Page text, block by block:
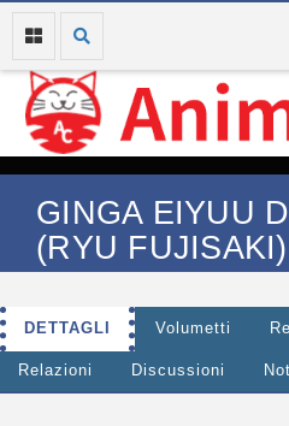
GINGA EIYUU
(RYU FUJISAKI)
DETTAGLI Volumetti
Relazioni Discussioni